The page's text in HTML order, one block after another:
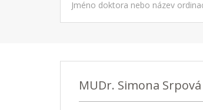
MUDr. Simona Srpová